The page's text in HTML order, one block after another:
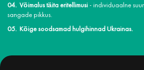
Võimalus täita eritellimusi- individuaalne
sangade pikkus.
Kõige soodsamad hulgihinnad Ukrainas.